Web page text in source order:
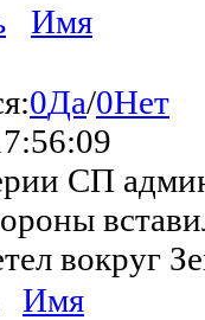
Имя
0Да/0Нет
СП
вокруг
Имя